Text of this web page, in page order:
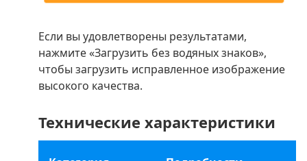
Если вы удовлетворены результатами,
нажмите «Загрузить без водяных знаков»,
чтобы загрузить исправленное изображение
высокого качества.
Технические характеристики